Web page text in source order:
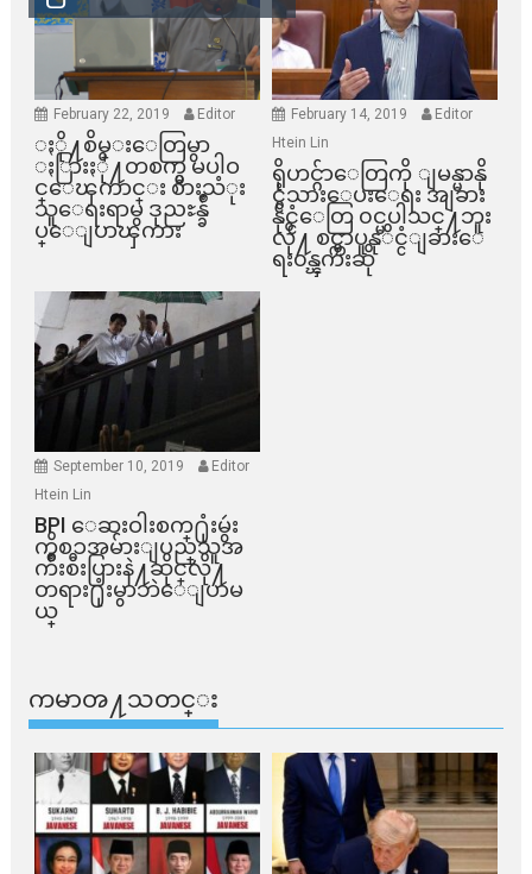
February 22, 2019 Editor
ႏို႔စိမ္းေတြမွာ
ႏြားႏို႔တစက္မွ မပါဝ
င္ေၾကာင္း စားသံုး
သူေရးရာမွ ဒုညႊန္ခ်ဳ
ပ္ေျပာၾကား
February 14, 2019
Editor
Htein Lin
ရိုဟင္ဂ်ာေတြကို ျမန္မာနို
င္ငံသားေပးေရး အျခား
နိုင္ငံေတြ ၀င္မပါသင္႔ဘူး
လို႔ စင္ကာပူနုိင္ငံျခားေ
ရး၀န္ၾကီးဆို
September 10, 2019
Editor
Htein Lin
BPI ​ေဆးဝါးစက္​႐ုံးမွဴး
ကိစၥအမ်ားျပည္​သူအ
က်ိဳးစီးပြားနဲ႔ဆိုင္​လို႔
တရား႐ုံးမွာဘဲေျပာမ
ယ္​
ကမာၻ႔သတင္း